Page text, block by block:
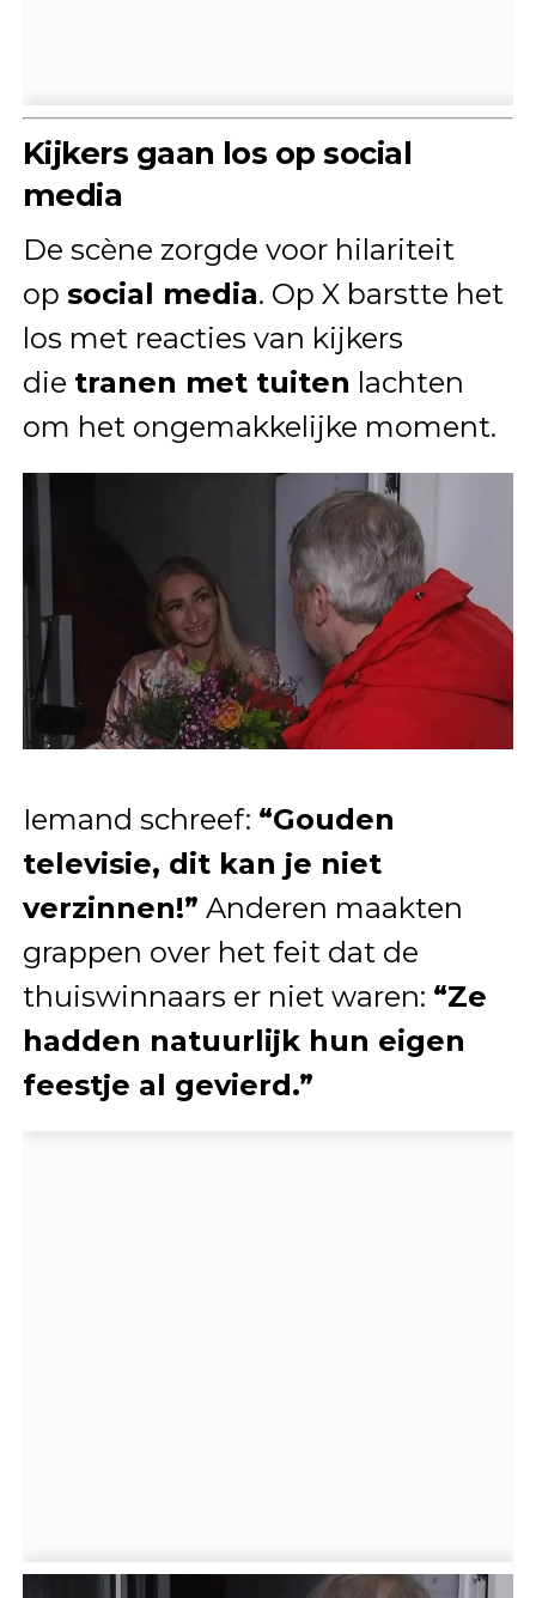
Kijkers gaan los op social
media
De scène zorgde voor hilariteit
op social media. Op X barstte het
los met reacties van kijkers
die tranen met tuiten lachten
om het ongemakkelijke moment.
Iemand schreef: “Gouden
televisie, dit kan je niet
verzinnen!” Anderen maakten
grappen over het feit dat de
thuiswinnaars er niet waren: “Ze
hadden natuurlijk hun eigen
feestje al gevierd.”